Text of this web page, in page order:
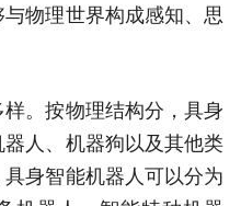
物理世界构成感知、思
。按物理结构分，具身
人、机器狗以及其他类
身智能机器人可以分为